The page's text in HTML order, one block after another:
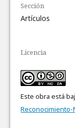
Sección
Artículos
Licencia
Este obra está